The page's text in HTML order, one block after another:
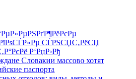
СЃРЅСЏС‚РёСЏ
Р‘РџР›Рђ
Словакии массово хотят
паспорта